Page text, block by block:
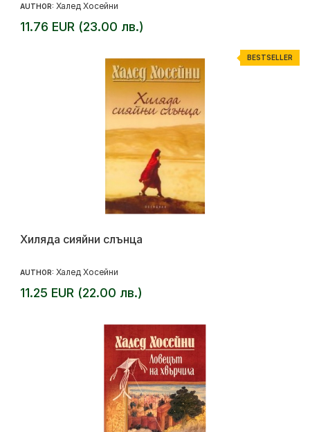
AUTHOR: Халед Хосейни
11.76 EUR (23.00 лв.)
BESTSELLER
Хиляда сияйни слънца
AUTHOR: Халед Хосейни
11.25 EUR (22.00 лв.)